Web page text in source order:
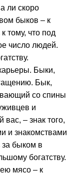
ли скоро
быков – к
тому, что под
число людей.
Быки,
Бык,
со спины
и
– знак того,
и знакомствами
за быком в
богатству.
мясо – к